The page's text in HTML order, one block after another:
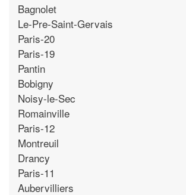
Bagnolet
Le-Pre-Saint-Gervais
Paris-20
Paris-19
Pantin
Bobigny
Noisy-le-Sec
Romainville
Paris-12
Montreuil
Drancy
Paris-11
Aubervilliers